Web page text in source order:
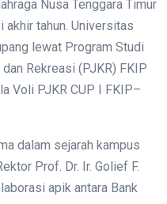
Nusa Tenggara Timur
akhir tahun. Universitas
lewat Program Studi
Rekreasi (PJKR) FKIP
Voli PJKR CUP I FKIP–
dalam sejarah kampus
Prof. Dr. Ir. Golief F.
apik antara Bank